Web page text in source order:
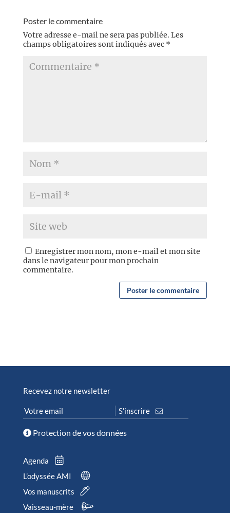
Poster le commentaire
Votre adresse e-mail ne sera pas publiée. Les
champs obligatoires sont indiqués avec *
Enregistrer mon nom, mon e-mail et mon site
dans le navigateur pour mon prochain
commentaire.
Recevez notre newsletter
Protection de vos données
Agenda
L’odyssée AMI
Vos manuscrits
Vaisseau-mère